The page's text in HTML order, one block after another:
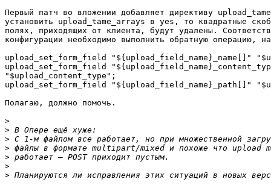
Первый патч во вложении добавляет директиву
установить upload_tame_arrays в yes, то квадратные
полях, приходящих от клиента, будут удалены.
конфигурации необходимо выполнить обратную операцию,
upload_set_form_field "${upload_field_name}_name[]"
upload_set_form_field
"$upload_content_type";
upload_set_form_field "${upload_field_name}_path[]"
Полагаю, должно помочь.
>
>
>
>
>
>
>